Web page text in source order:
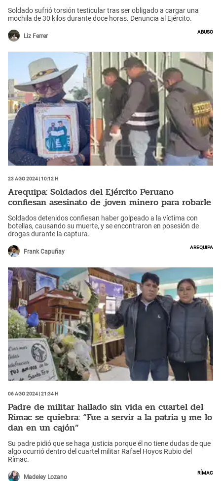
Soldado sufrió torsión testicular tras ser obligado a cargar una
mochila de 30 kilos durante doce horas. Denuncia al Ejército.
Liz Ferrer
Abuso
23 Ago 2024 | 10:12 h
Arequipa: Soldados del Ejército Peruano
confiesan asesinato de joven minero para robarle
Soldados detenidos confiesan haber golpeado a la víctima con
botellas, causando su muerte, y se encontraron en posesión de
drogas durante la captura.
Frank Capuñay
Arequipa
06 Ago 2024 | 21:34 h
Padre de militar hallado sin vida en cuartel del
Rímac se quiebra: “Fue a servir a la patria y me lo
dan en un cajón”
Su padre pidió que se haga justicia porque él no tiene dudas de que
algo ocurrió dentro del cuartel militar Rafael Hoyos Rubio del
Rímac.
Madeley Lozano
Rímac